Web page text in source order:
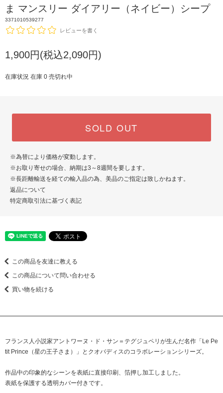
ま マンスリー ダイアリー（ネイビー）シープ
3371010539277
レビューを書く
1,900円(税込2,090円)
在庫状況 在庫 0 売切れ中
SOLD OUT
※為替により価格が変動します。
※お取り寄せの場合、納期は3～8週間を要します。
※長距離輸送を経ての輸入品の為、美品のご指定は致しかねます。
返品について
特定商取引法に基づく表記
この商品を友達に教える
この商品について問い合わせる
買い物を続ける
フランス人小説家アントワーヌ・ド・サン＝テグジュペリが生んだ名作「Le Pe
tit Prince（星の王子さま）」とクオバディスのコラボレーションシリーズ。
作品中の印象的なシーンを表紙に直接印刷、箔押し加工しました。
表紙を保護する透明カバー付きです。